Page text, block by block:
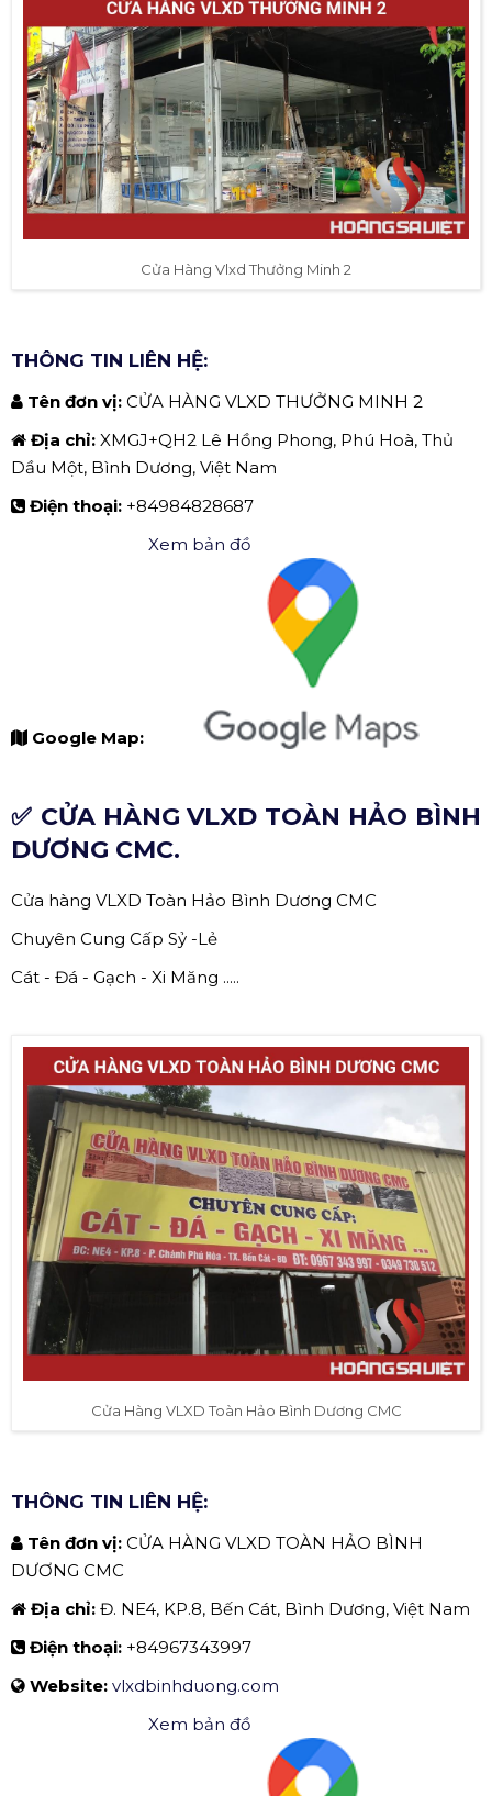
Cửa Hàng Vlxd Thưởng Minh 2
THÔNG TIN LIÊN HỆ:
Tên đơn vị: CỬA HÀNG VLXD THƯỞNG MINH 2
Địa chỉ: XMGJ+QH2 Lê Hồng Phong, Phú Hoà, Thủ
Dầu Một, Bình Dương, Việt Nam
Điện thoại: +84984828687
Google Map:
Xem bản đồ
✅ CỬA HÀNG VLXD TOÀN HẢO BÌNH
DƯƠNG CMC.
Cửa hàng VLXD Toàn Hảo Bình Dương CMC
Chuyên Cung Cấp Sỷ -Lẻ
Cát - Đá - Gạch - Xi Măng .....
Cửa Hàng VLXD Toàn Hảo Bình Dương CMC
THÔNG TIN LIÊN HỆ:
Tên đơn vị: CỬA HÀNG VLXD TOÀN HẢO BÌNH
DƯƠNG CMC
Địa chỉ: Đ. NE4, KP.8, Bến Cát, Bình Dương, Việt Nam
Điện thoại: +84967343997
Website: vlxdbinhduong.com
Xem bản đồ